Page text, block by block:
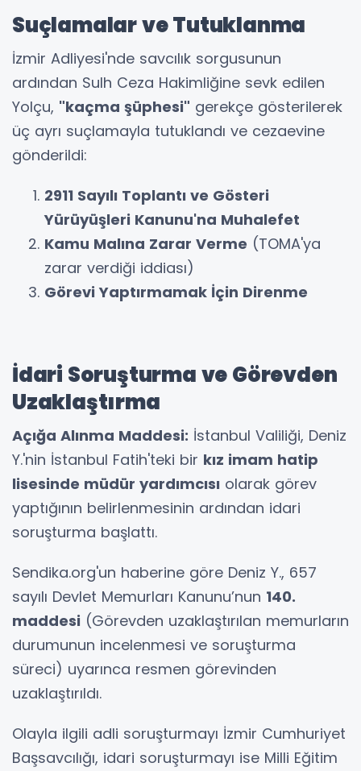
Suçlamalar ve Tutuklanma
İzmir Adliyesi'nde savcılık sorgusunun
ardından Sulh Ceza Hakimliğine sevk edilen
Yolçu, "kaçma şüphesi" gerekçe gösterilerek
üç ayrı suçlamayla tutuklandı ve cezaevine
gönderildi:
2911 Sayılı Toplantı ve Gösteri
Yürüyüşleri Kanunu'na Muhalefet
Kamu Malına Zarar Verme (TOMA'ya
zarar verdiği iddiası)
Görevi Yaptırmamak İçin Direnme
İdari Soruşturma ve Görevden
Uzaklaştırma
Açığa Alınma Maddesi: İstanbul Valiliği, Deniz
Y.'nin İstanbul Fatih'teki bir kız imam hatip
lisesinde müdür yardımcısı olarak görev
yaptığının belirlenmesinin ardından idari
soruşturma başlattı.
Sendika.org'un haberine göre Deniz Y., 657
sayılı Devlet Memurları Kanunu’nun 140.
maddesi (Görevden uzaklaştırılan memurların
durumunun incelenmesi ve soruşturma
süreci) uyarınca resmen görevinden
uzaklaştırıldı.
Olayla ilgili adli soruşturmayı İzmir Cumhuriyet
Başsavcılığı, idari soruşturmayı ise Milli Eğitim